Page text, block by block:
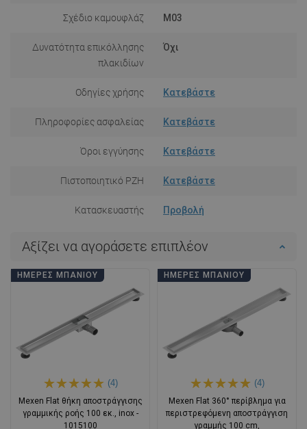
Σχέδιο καμουφλάζ M03
Δυνατότητα επικόλλησης
πλακιδίων
Όχι
Οδηγίες χρήσης Κατεβάστε
Πληροφορίες ασφαλείας Κατεβάστε
Όροι εγγύησης Κατεβάστε
Πιστοποιητικό PZH Κατεβάστε
Κατασκευαστής Προβολή
Αξίζει να αγοράσετε επιπλέον
ΗΜΈΡΕΣ ΜΠΆΝΙΟΥ
(4)
Mexen Flat θήκη αποστράγγισης
γραμμικής ροής 100 εκ., inox -
1015100
ΗΜΈΡΕΣ ΜΠΆΝΙΟΥ
(4)
Mexen Flat 360° περίβλημα για
περιστρεφόμενη αποστράγγιση
γραμμής 100 cm,